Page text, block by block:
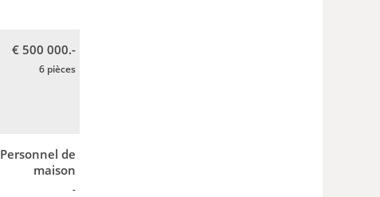
€ 500 000.-
6 pièces
Personnel de
maison
-